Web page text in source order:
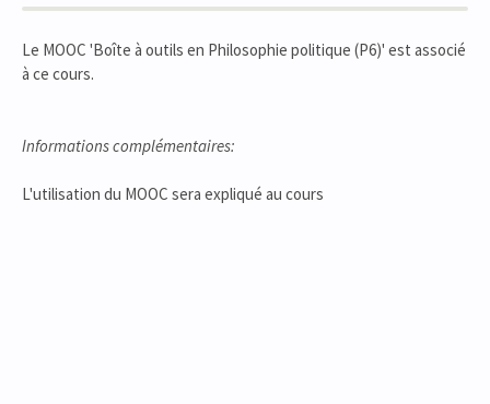
Le MOOC 'Boîte à outils en Philosophie politique (P6)' est associé
à ce cours.
Informations complémentaires:
L'utilisation du MOOC sera expliqué au cours